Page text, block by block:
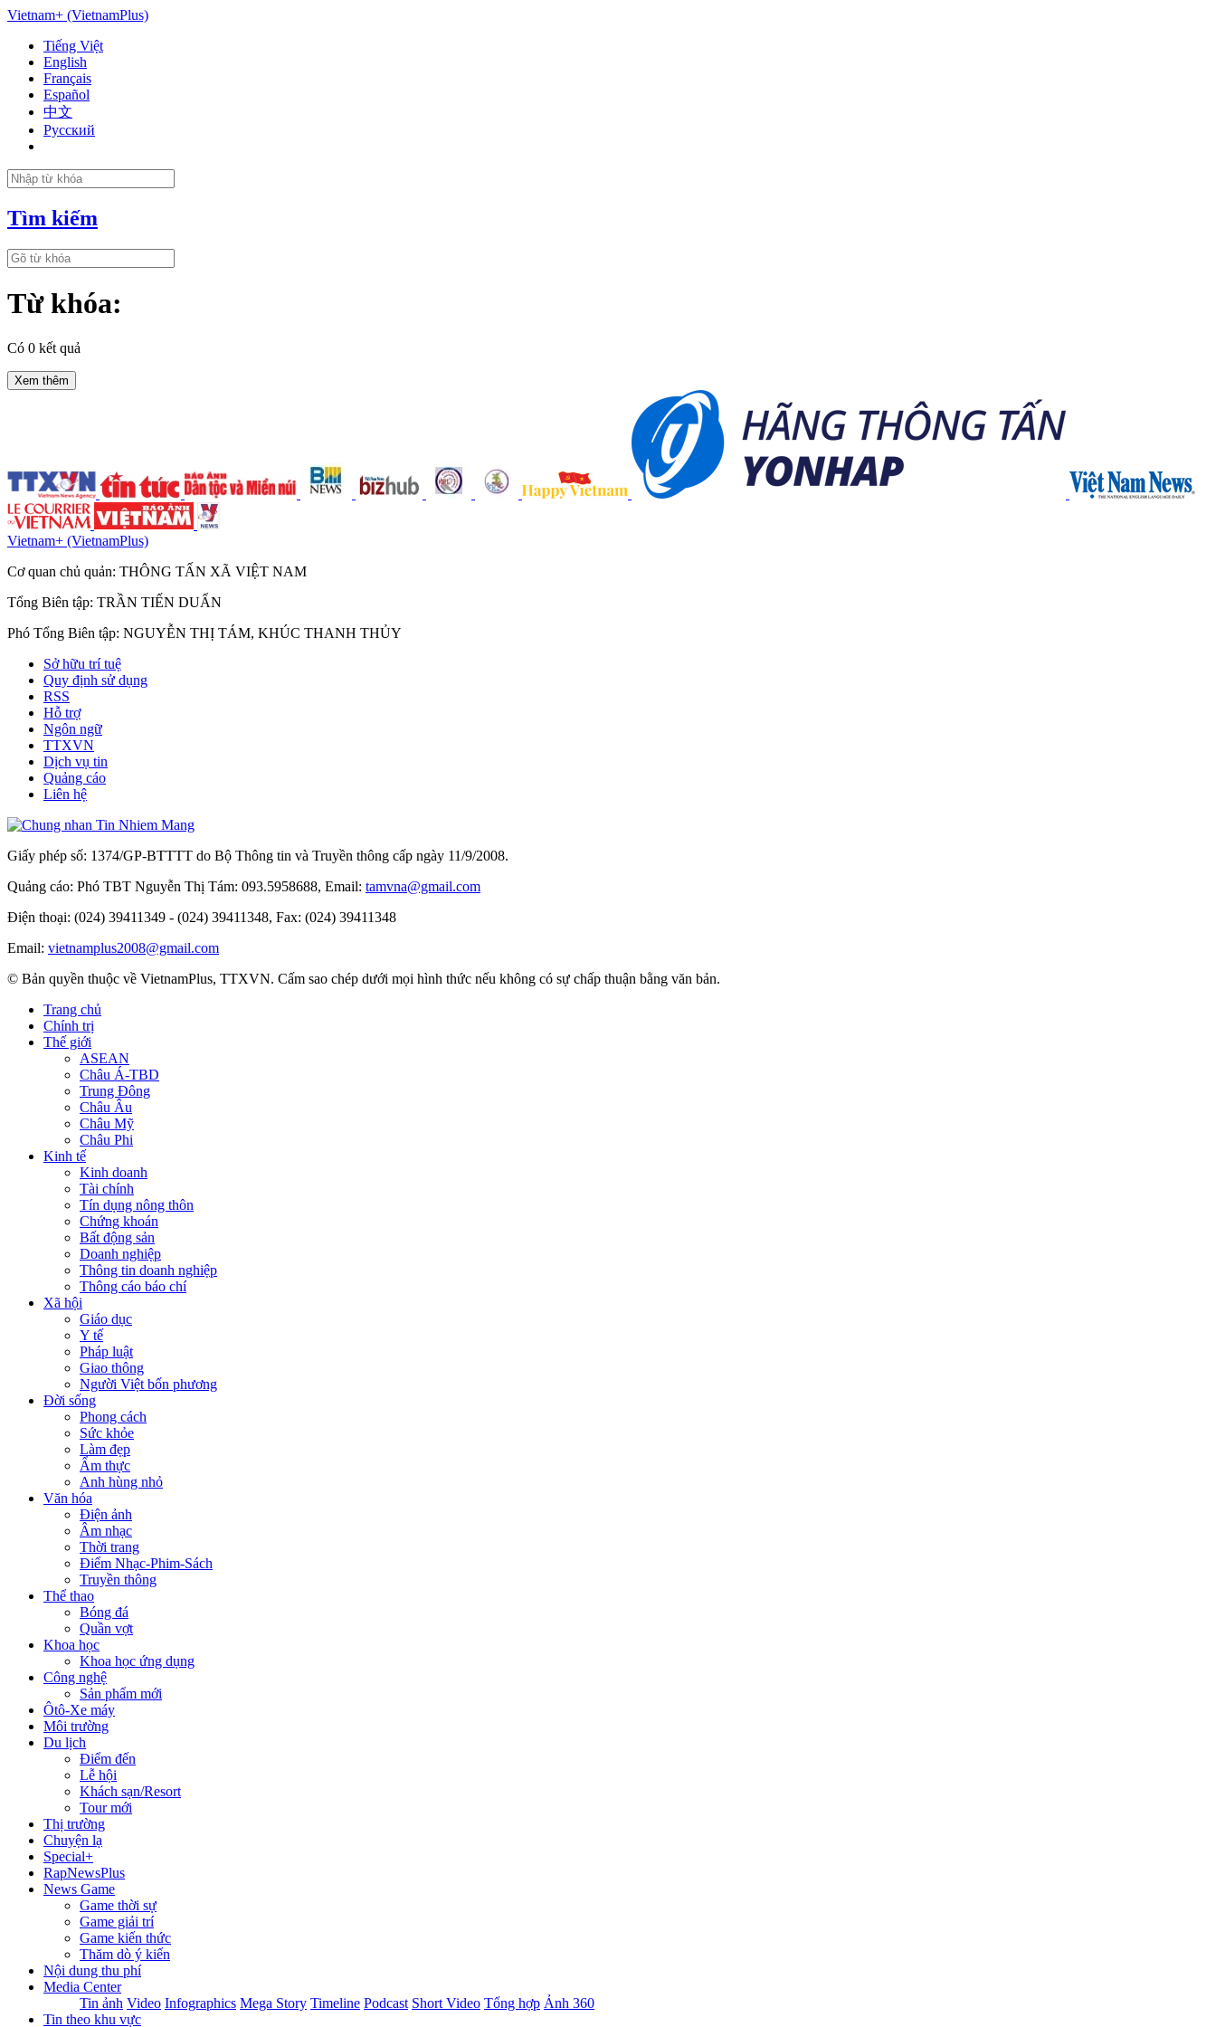
Vietnam+ (VietnamPlus)
Tiếng Việt
English
Français
Español
中文
Русский
Tìm kiếm
Từ khóa:
Có 0 kết quả
Xem thêm
Vietnam+ (VietnamPlus)
Cơ quan chủ quản: THÔNG TẤN XÃ VIỆT NAM
Tổng Biên tập: TRẦN TIẾN DUẨN
Phó Tổng Biên tập: NGUYỄN THỊ TÁM, KHÚC THANH THỦY
Sở hữu trí tuệ
Quy định sử dụng
RSS
Hỗ trợ
Ngôn ngữ
TTXVN
Dịch vụ tin
Quảng cáo
Liên hệ
Giấy phép số: 1374/GP-BTTTT do Bộ Thông tin và Truyền thông cấp ngày 11/9/2008.
Quảng cáo: Phó TBT Nguyễn Thị Tám: 093.5958688, Email: tamvna@gmail.com
Điện thoại: (024) 39411349 - (024) 39411348, Fax: (024) 39411348
Email: vietnamplus2008@gmail.com
© Bản quyền thuộc về VietnamPlus, TTXVN. Cấm sao chép dưới mọi hình thức nếu không có sự chấp thuận bằng văn bản.
Trang chủ
Chính trị
Thế giới
ASEAN
Châu Á-TBD
Trung Đông
Châu Âu
Châu Mỹ
Châu Phi
Kinh tế
Kinh doanh
Tài chính
Tín dụng nông thôn
Chứng khoán
Bất động sản
Doanh nghiệp
Thông tin doanh nghiệp
Thông cáo báo chí
Xã hội
Giáo dục
Y tế
Pháp luật
Giao thông
Người Việt bốn phương
Đời sống
Phong cách
Sức khỏe
Làm đẹp
Ẩm thực
Anh hùng nhỏ
Văn hóa
Điện ảnh
Âm nhạc
Thời trang
Điểm Nhạc-Phim-Sách
Truyền thông
Thể thao
Bóng đá
Quần vợt
Khoa học
Khoa học ứng dụng
Công nghệ
Sản phẩm mới
Ôtô-Xe máy
Môi trường
Du lịch
Điểm đến
Lễ hội
Khách sạn/Resort
Tour mới
Thị trường
Chuyện lạ
Special+
RapNewsPlus
News Game
Game thời sự
Game giải trí
Game kiến thức
Thăm dò ý kiến
Nội dung thu phí
Media Center
Tin ảnh Video Infographics Mega Story Timeline Podcast Short Video Tổng hợp Ảnh 360
Tin theo khu vực